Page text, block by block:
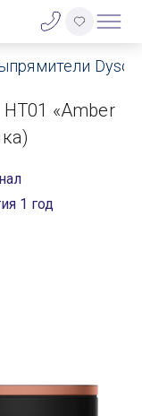
Dyson
«Amber
1 год